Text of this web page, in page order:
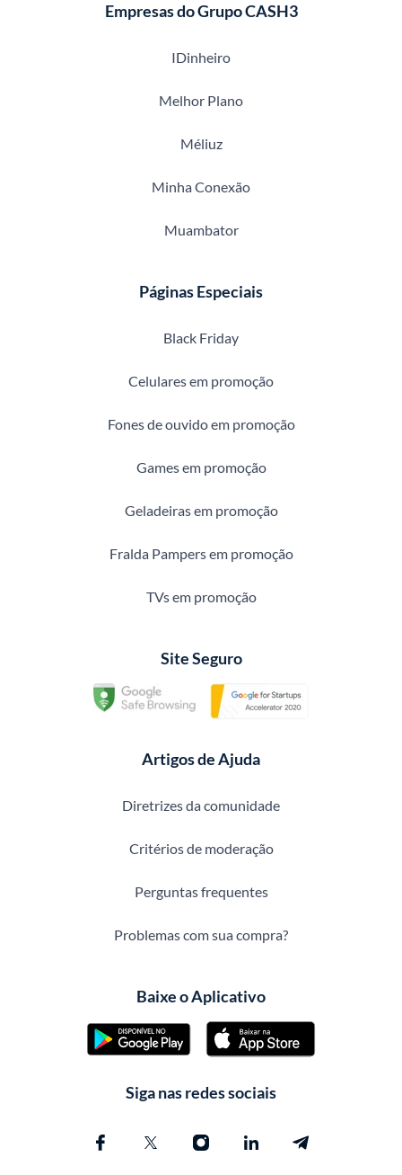
Empresas do Grupo CASH3
IDinheiro
Melhor Plano
Méliuz
Minha Conexão
Muambator
Páginas Especiais
Black Friday
Celulares em promoção
Fones de ouvido em promoção
Games em promoção
Geladeiras em promoção
Fralda Pampers em promoção
TVs em promoção
Site Seguro
Artigos de Ajuda
Diretrizes da comunidade
Critérios de moderação
Perguntas frequentes
Problemas com sua compra?
Baixe o Aplicativo
Siga nas redes sociais